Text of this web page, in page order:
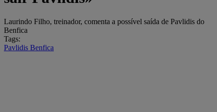
Laurindo Filho, treinador, comenta a possível saída de Pavlidis do
Benfica
Tags:
Pavlidis Benfica